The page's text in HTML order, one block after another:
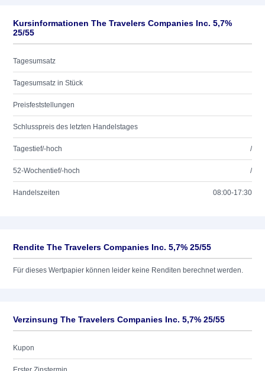
Kursinformationen The Travelers Companies Inc. 5,7%
25/55
Tagesumsatz
Tagesumsatz in Stück
Preisfeststellungen
Schlusspreis des letzten Handelstages
Tagestief/-hoch /
52-Wochentief/-hoch /
Handelszeiten 08:00-17:30
Rendite The Travelers Companies Inc. 5,7% 25/55
Für dieses Wertpapier können leider keine Renditen berechnet werden.
Verzinsung The Travelers Companies Inc. 5,7% 25/55
Kupon